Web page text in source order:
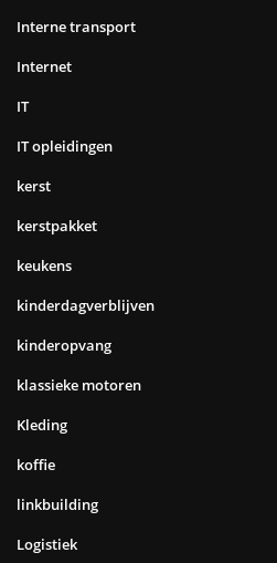
Interne transport
Internet
IT
IT opleidingen
kerst
kerstpakket
keukens
kinderdagverblijven
kinderopvang
klassieke motoren
Kleding
koffie
linkbuilding
Logistiek